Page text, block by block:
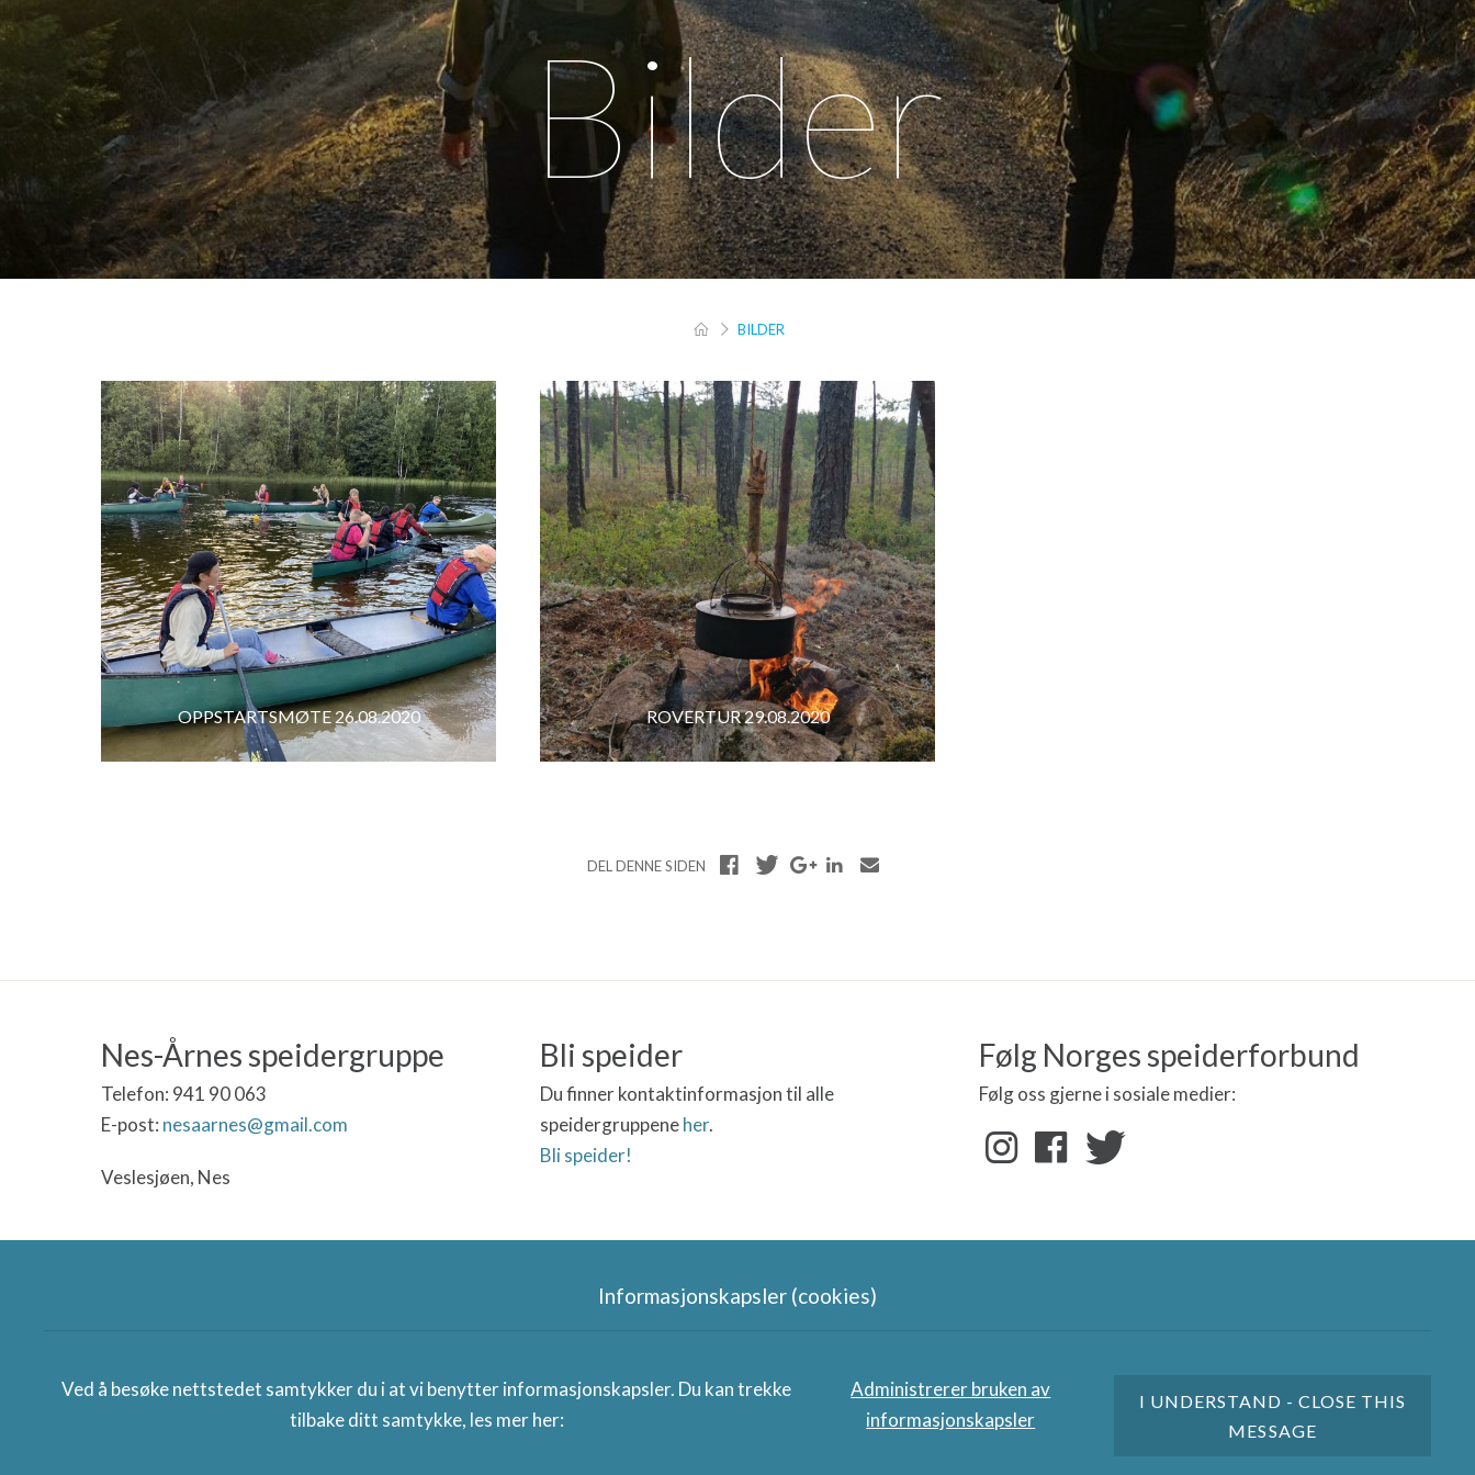
Bilder
BILDER
OPPSTARTSMØTE 26.08.2020 ROVERTUR 29.08.2020
DEL DENNE SIDEN
Nes-Årnes speidergruppe
Telefon: 941 90 063
E-post: nesaarnes@gmail.com
Veslesjøen, Nes
Bli speider
Du finner kontaktinformasjon til alle
speidergruppeneher.
Bli speider!
Følg Norges speiderforbund
Følg oss gjerne i sosiale medier:
Informasjonskapsler (cookies)
Ved å besøke nettstedet samtykker du i at vi benytter informasjonskapsler. Du kan trekke
tilbake ditt samtykke, les mer her:
Administrerer bruken av
informasjonskapsler
I UNDERSTAND - CLOSE THIS
MESSAGE